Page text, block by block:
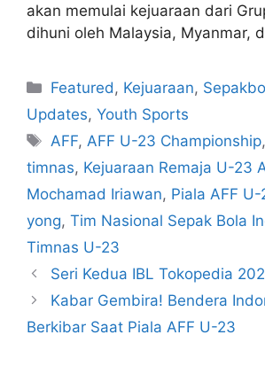
akan memulai kejuaraan dari
dihuni oleh Malaysia, Myanmar,
Featured , Kejuaraan,
Updates, Youth Sports
AFF, AFF U-23 Championship
timnas, Kejuaraan Remaja U-23
Mochamad Iriawan, Piala AFF U-
yong, Tim Nasional Sepak Bola
Timnas U-23
Seri Kedua IBL Tokopedia
Kabar Gembira! Bendera
Berkibar Saat Piala AFF U-23